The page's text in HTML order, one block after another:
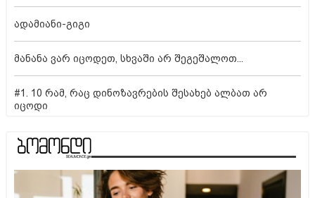
ადამიანი-გიგი
მანანა ვარ იცოდეთ, სხვაში არ შეგეშალოთ...
#1. 10 რამ, რაც დინოზავრების შესახებ ალბათ არ
იცოდი